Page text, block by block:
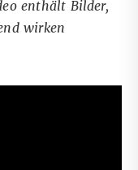
enthält Bilder,
wirken